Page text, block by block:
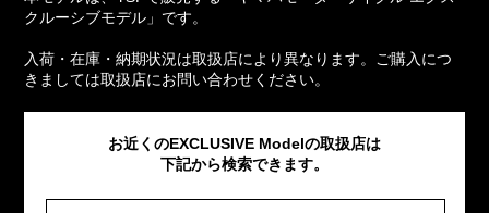
クルーシブモデル」です。
入荷・在庫・納期状況は取扱店により異なります。ご購入につ
きましては取扱店にお問い合わせください。
お近くのEXCLUSIVE Modelの取扱店は
下記から検索できます。